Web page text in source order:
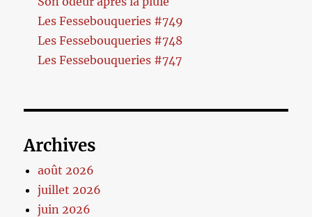
Les Fessebouqueries #749
Les Fessebouqueries #748
Les Fessebouqueries #747
Archives
août 2026
juillet 2026
juin 2026